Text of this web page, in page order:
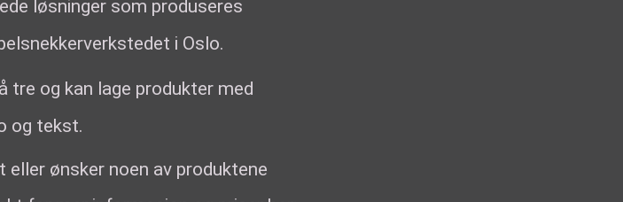
løsninger som produseres
i Oslo.
tre og kan lage produkter med
og tekst.
eller ønsker noen av produktene